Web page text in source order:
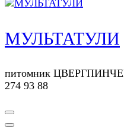
МУЛЬТАТУЛИ
питомник
274 93 88